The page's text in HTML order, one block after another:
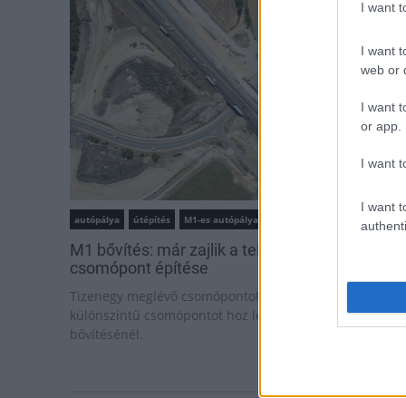
I want
I want
web or
I want
or app.
I want
I want
autópálya útépítés M1-es autópálya
M1 bővítés: már zajlik a teljesen új Bicske Kelet
csomópont építése
Tizenegy meglévő csomópontot korszerűsít és négy új,
különszintű csomópontot hoz létre az MKIF az M1-es
bővítésénél.